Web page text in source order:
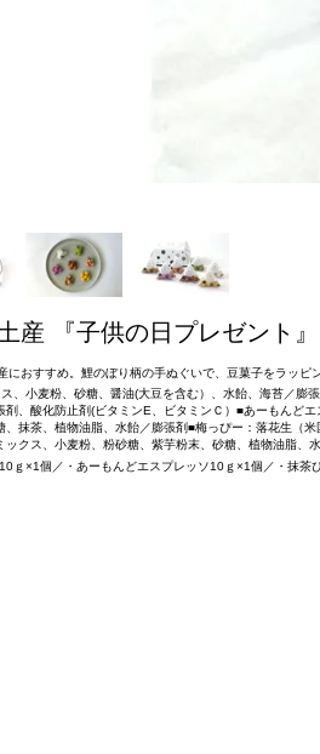
産 『子供の日プレゼント
におすすめ。鯉のぼり柄の手ぬぐいで、豆菓子をラッ
、小麦粉、砂糖、醤油(大豆を含む）、水飴、海苔／
、酸化防止剤(ビタミンE、ビタミンＣ）■あーもんど
抹茶、植物油脂、水飴／膨張剤■梅っぴー：落花生（
クス、小麦粉、粉砂糖、紫芋粉末、砂糖、植物油脂
ｇ×1個／・あーもんどエスプレッソ10ｇ×1個／・抹